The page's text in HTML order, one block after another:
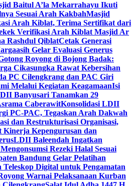
Baitul A’la Mekarrahayu Ikuti
Sesuai Arah KakbahMasjid
Arah Kiblat, Terima Sertifikat dari
Verifikasi Arah Kiblat Masjid Ar
Rashdul QiblatCetak Generasi
Gelar Evaluasi Generus
Royong di Bojong Badak:
Cikasungka Rawat Kebersihan
PC Cilengkrang dan PAC Giri
Melalui Kegiatan KeagamaanIsi
Banyusari Tanamkan 29
CaberawitKonsolidasi LDII
PC-PAC, Tegaskan Arah Dakwah
dan Restrukturisasi Organisasi,
Kepengurusan dan
LDII Baleendah Ingatkan
Rezeki Halal Sesuai
Bandung Gelar Pelatihan
Digital untuk Pengamatan
Warnai Pelaksanaan Kurban